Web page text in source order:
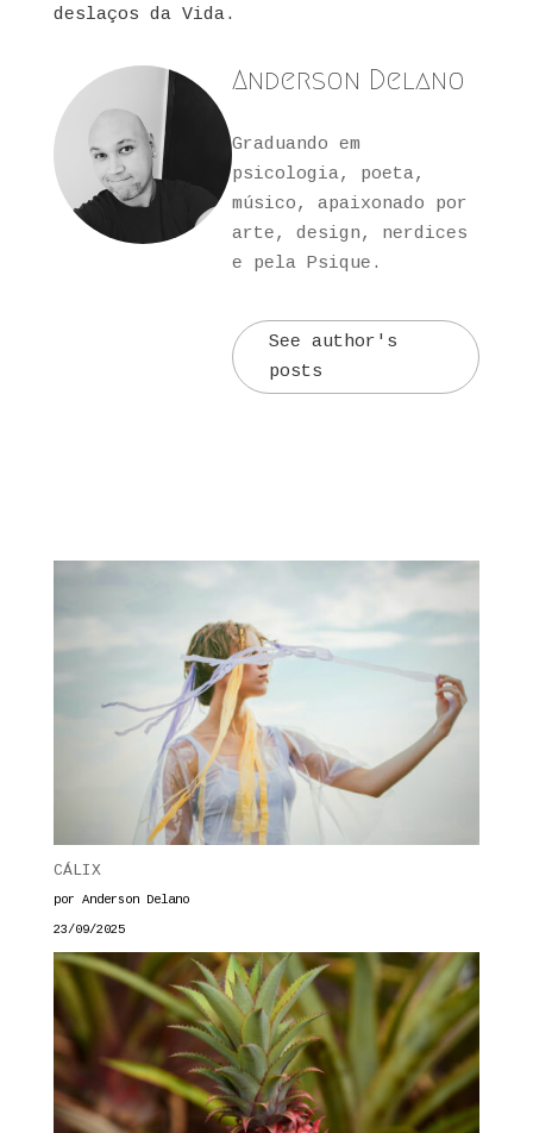
deslaços da Vida.
Anderson Delano
Graduando em
psicologia, poeta,
músico, apaixonado por
arte, design, nerdices
e pela Psique.
See author's
posts
CÁLIX
por Anderson Delano
23/09/2025